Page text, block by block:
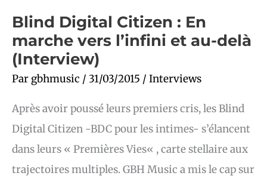
Blind Digital Citizen : En
marche vers l’infini et au-delà
(Interview)
Par gbhmusic / 31/03/2015 / Interviews
Après avoir poussé leurs premiers cris, les Blind
Digital Citizen -BDC pour les intimes- s’élancent
dans leurs « Premières Vies« , carte stellaire aux
trajectoires multiples. GBH Music a mis le cap sur